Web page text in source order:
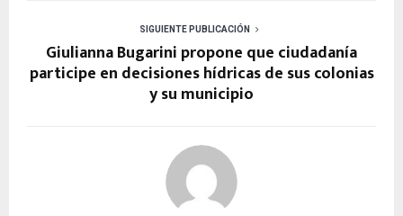
SIGUIENTE PUBLICACIÓN
Giulianna Bugarini propone que ciudadanía
participe en decisiones hídricas de sus colonias
y su municipio